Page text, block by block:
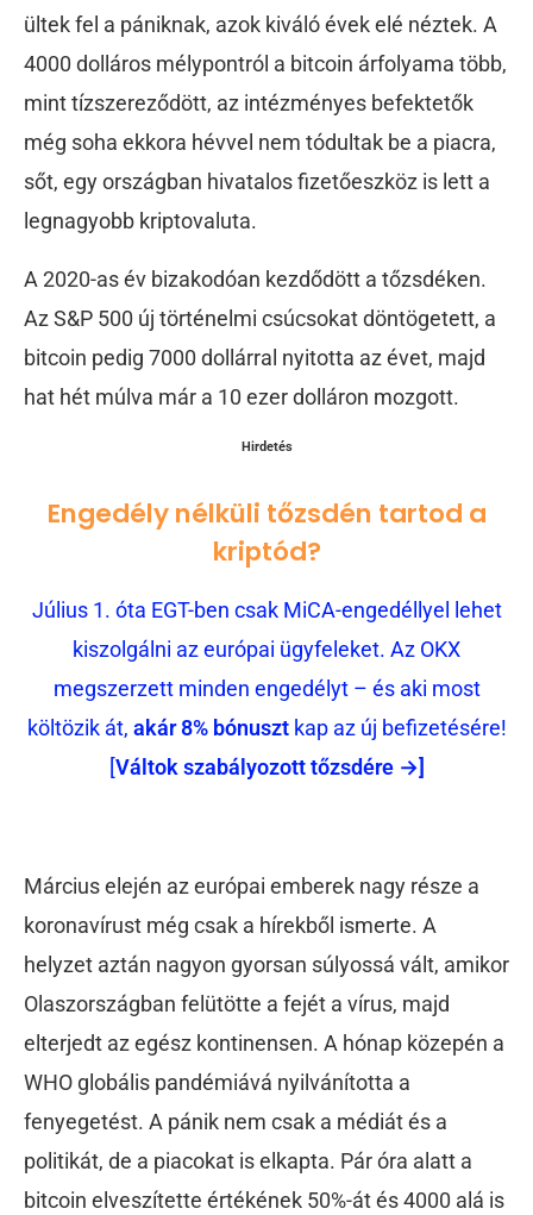
ültek fel a pániknak, azok kiváló évek elé néztek. A
4000 dolláros mélypontról a bitcoin árfolyama több,
mint tízszereződött, az intézményes befektetők
még soha ekkora hévvel nem tódultak be a piacra,
sőt, egy országban hivatalos fizetőeszköz is lett a
legnagyobb kriptovaluta.
A 2020-as év bizakodóan kezdődött a tőzsdéken.
Az S&P 500 új történelmi csúcsokat döntögetett, a
bitcoin pedig 7000 dollárral nyitotta az évet, majd
hat hét múlva már a 10 ezer dolláron mozgott.
Hirdetés
Engedély nélküli tőzsdén tartod a
kriptód?
Július 1. óta EGT-ben csak MiCA-engedéllyel lehet
kiszolgálni az európai ügyfeleket. Az OKX
megszerzett minden engedélyt – és aki most
költözik át, akár 8% bónusztkap az új befizetésére!
[Váltok szabályozott tőzsdére →]
Március elején az európai emberek nagy része a
koronavírust még csak a hírekből ismerte. A
helyzet aztán nagyon gyorsan súlyossá vált, amikor
Olaszországban felütötte a fejét a vírus, majd
elterjedt az egész kontinensen. A hónap közepén a
WHO globális pandémiává nyilvánította a
fenyegetést. A pánik nem csak a médiát és a
politikát, de a piacokat is elkapta. Pár óra alatt a
bitcoin elveszítette értékének 50%-át és 4000 alá is